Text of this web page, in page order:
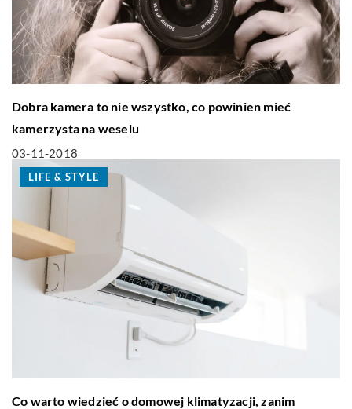
Dobra kamera to nie wszystko, co powinien mieć
kamerzysta na weselu
03-11-2018
LIFE & STYLE
Co warto wiedzieć o domowej klimatyzacji, zanim